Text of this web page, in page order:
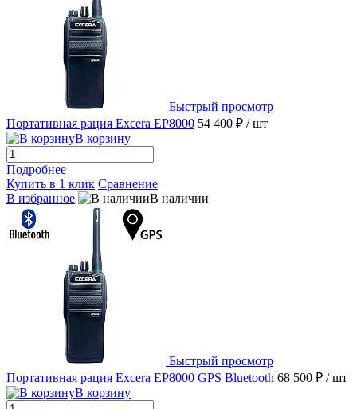
Быстрый просмотр
Портативная рация Excera EP8000 54 400 ₽ / шт
В корзину
Подробнее
Купить в 1 клик Сравнение
В избранное
В наличии
Быстрый просмотр
Портативная рация Excera EP8000 GPS Bluetooth 68 500 ₽ / шт
В корзину